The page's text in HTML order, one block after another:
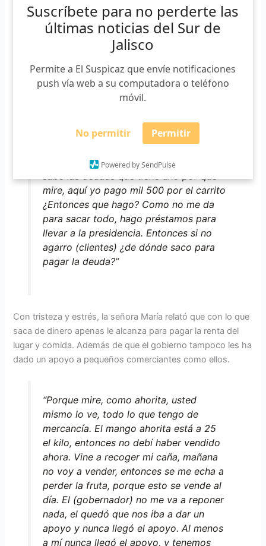
Suscríbete para no perderte las
últimas noticias del Sur de
Jalisco
Permite a El Suspicaz que envíe notificaciones
push vía web a su computadora o teléfono
móvil.
No permitir Permitir
Powered by SendPulse
arriesgó a vender. Mencionó que ella vive de lo que saca al
día. Pese a esta necesidad, tras un apercibimiento, tuvo
que ceder a la suspensión.
“Me hablaron como a las 12 que viniera
a recoger la caña, y la vengo a recoger
por eso ya nos vamos antes de que me
tampoco vengo por que nos dijeron que
nomás de lunes a viernes. ¿Qué le
vamos a hacer verdad? Solo Dios y uno
mire, aquí yo pago mil 500 por el carrito
¿Entonces que hago? Como no me da
para sacar todo, hago préstamos para
llevar a la presidencia. Entonces si no
agarro (clientes) ¿de dónde saco para
pagar la deuda?”
Con tristeza y estrés, la señora María relató que con lo que
saca de dinero apenas le alcanza para pagar la renta del
lugar y comida. Además de que el gobierno tampoco les ha
dado un apoyo a pequeños comerciantes como ellos.
“Porque mire, como ahorita, usted
mismo lo ve, todo lo que tengo de
mercancía. El mango ahorita está a 25
el kilo, entonces no debí haber vendido
ahora. Vine a recoger mi caña, mañana
no voy a vender, entonces se me echa a
perder la fruta, porque esto se vende al
día. El (gobernador) no me va a reponer
nada, el quedó que nos iba a dar un
apoyo y nunca llegó el apoyo. Al menos
a mí nunca llegó el apoyo, y tenemos